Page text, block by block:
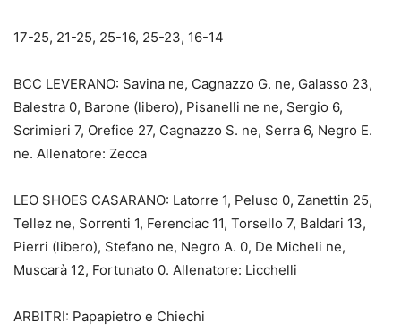
17-25, 21-25, 25-16, 25-23, 16-14
BCC LEVERANO: Savina ne, Cagnazzo G. ne, Galasso 23,
Balestra 0, Barone (libero), Pisanelli ne ne, Sergio 6,
Scrimieri 7, Orefice 27, Cagnazzo S. ne, Serra 6, Negro E.
ne. Allenatore: Zecca
LEO SHOES CASARANO: Latorre 1, Peluso 0, Zanettin 25,
Tellez ne, Sorrenti 1, Ferenciac 11, Torsello 7, Baldari 13,
Pierri (libero), Stefano ne, Negro A. 0, De Micheli ne,
Muscarà 12, Fortunato 0. Allenatore: Licchelli
ARBITRI: Papapietro e Chiechi